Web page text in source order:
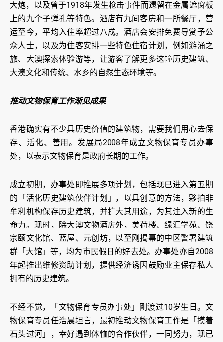
大炮，以及曾于1918年发生枪击事件而遗留在金属遮窗板
上的九个子弹孔等特色。酒店有九间客房和一所餐厅，营
运至今，平均入住率超过八成。酒店会安排免费导赏予公
众人士，以及为住客安排一些特色住宿计划，例如游涌之
旅、大澳探索体验游等，让游客了解更多这幢历史建筑、
大澳文化和传统、水乡的自然生态环境等。
推动文物保育工作渐见成果
香港确实有不少具历史价值的建筑物，需要我们用心去保
存、活化、善用。发展局2008年成立文物保育专员办事
处，以表示文物保育是政府长期的工作。
成立初期，办事处即推展多项计划，包括现已进入第五期
的「活化历史建筑伙伴计划」，以具创意的方法，夥拍非
牟利机构保存历史建筑，并扩大其用途，为其注入新的生
命力。现时，除大澳文物酒店外，美荷楼、绿汇学苑、饶
宗颐文化馆、蓝屋、元创坊，以至刚揭幕的中区警署建筑
群「大馆」等，均为市民假日的好去处。办事处亦自2008
年起推出维修资助计划，提供经济诱因鼓励业主保存私人
拥有的历史建筑。
不经不觉，「文物保育专员办事处」刚渡过10岁生日。文
物保育专员任浩晨坦言，最初推动文物保育工作是「摸着
石头过河」，幸好遇到体恤的合作伙伴，一同努力，现已